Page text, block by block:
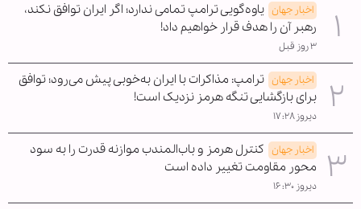
اخبار جهان یاوه‌گویی ترامپ تمامی ندارد؛ اگر ایران توافق نکند،
رهبر آن را هدف قرار خواهیم داد!
۳ روز قبل
اخبار جهان ترامپ: مذاکرات با ایران به‌خوبی پیش می‌رود؛ توافق
برای بازگشایی تنگه هرمز نزدیک است!
دیروز ۱۷:۲۸
اخبار جهان کنترل هرمز و باب‌المندب موازنه قدرت را به سود
محور مقاومت تغییر داده است
دیروز ۱۶:۳۰